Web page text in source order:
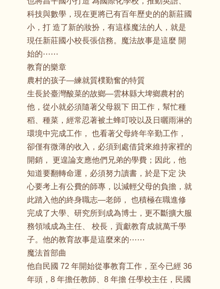
科技與數學，現在更將已有百年歷史的的新莊國
小，打 造了新的妝扮，有這樣魔法的人，就是
現任新莊國小校長張信務。魔法故事是這麼 開
始的⋯⋯
教育的樂章
農村的孩子—練就質樸勤奮的特質
生長於臺灣酸菜的故鄉—雲林縣大埤鄉農村的
他，從小就必須隨著父母親下 田工作，幫忙種
稻、種菜，經常忍著被土蜂叮咬以及日曬雨淋的
環境中完成工作， 也看著父母終年辛勤工作，
卻僅有微薄的收入，必須到處借貸來維持家裡的
開銷， 更遑論支應他們兄弟的學費；因此，他
知道要翻轉命運，必須努力讀書，於是下定 決
心要考上有公費的師專，以減輕父母的負擔，就
此踏入他的終身職志—老師， 也積極在職進修
完成了大學、研究所到成為博士，更不斷擴大服
務領域成為主任、 校長，貢獻教育成就萬千學
子。他的教育故事是這麼來的⋯⋯
魔法首部曲
他自民國 72 年開始從事教育工作，至今已經 36
年頭，8 年擔任教師、8 年擔 任學校主任，民國